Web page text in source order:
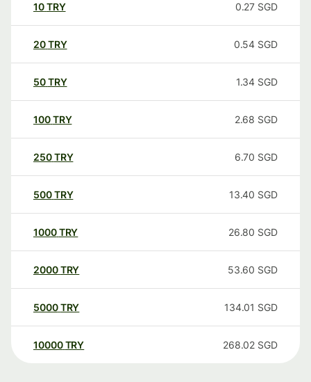
10TRY 0.27 SGD
20TRY 0.54 SGD
50TRY 1.34 SGD
100TRY 2.68 SGD
250TRY 6.70 SGD
500TRY 13.40 SGD
1000TRY 26.80 SGD
2000TRY 53.60 SGD
5000TRY 134.01 SGD
10000 TRY 268.02 SGD